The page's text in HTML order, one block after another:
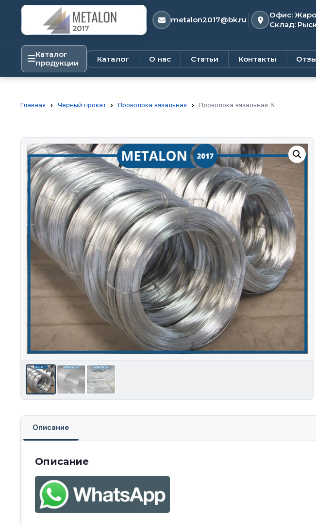
metalon2017@bk.ru
Офис:
Склад:
Каталог
продукции
Каталог О нас Статьи Контакты
Главная › Черный прокат › Проволока вязальная › Проволока вязальная 5
Описание
Описание